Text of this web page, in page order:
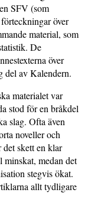
SFV (som
över
material, som
De
över
del av Kalendern.
materialet var
stod för en bråkdel
slag. Ofta även
noveller och
det skett en klar
minskat, medan det
stegvis ökat.
allt tydligare